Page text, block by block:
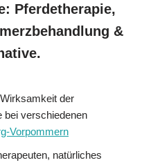
Pferdetherapie,
&
der
bei verschiedenen
Vorpommern
natürliches